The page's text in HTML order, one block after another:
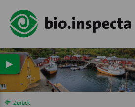
Zurück
▶